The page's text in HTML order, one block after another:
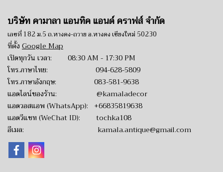
บริษัท คามาลา แอนทิค แอนด์ คราฟส์ จำกัด
เลขที่ 182 ม.5 ถ.หางดง-ถวาย อ.หางดง เชียงใหม่ 50230
ที่ตั้ง Google Map
เปิดทุกวัน เวลา: 08:30 AM - 17:30 PM
โทร.ภาษาไทย: 094-628-5809
โทร.ภาษาอังกฤษ: 083-581-9638
แอดไลน์ของร้าน: @kamaladecor
แอดวอสแอพ (WhatsApp): +66835819638
แอดวีแชท (WeChat ID): tochka108
อีเมล: kamala.antique@gmail.com